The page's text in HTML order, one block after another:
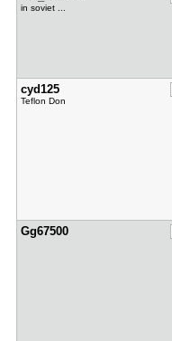
in soviet ...
cyd125
Teflon Don
Gg67500